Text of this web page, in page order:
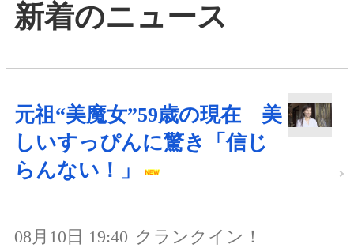
新着のニュース
元祖“美魔女”59歳の現在 美
しいすっぴんに驚き「信じ
らんない！」
08月10日 19:40 クランクイン！